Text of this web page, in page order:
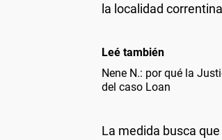
la localidad
Leé también
Nene N.: por qué la
del caso Loan
La medida busca que